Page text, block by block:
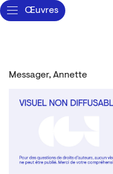
Œuvres
Messager, Annette